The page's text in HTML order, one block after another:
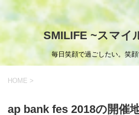
SMILIFE ~スマイ
毎日笑顔で過ごしたい。笑
HOME >
ap bank fes 2018の開催